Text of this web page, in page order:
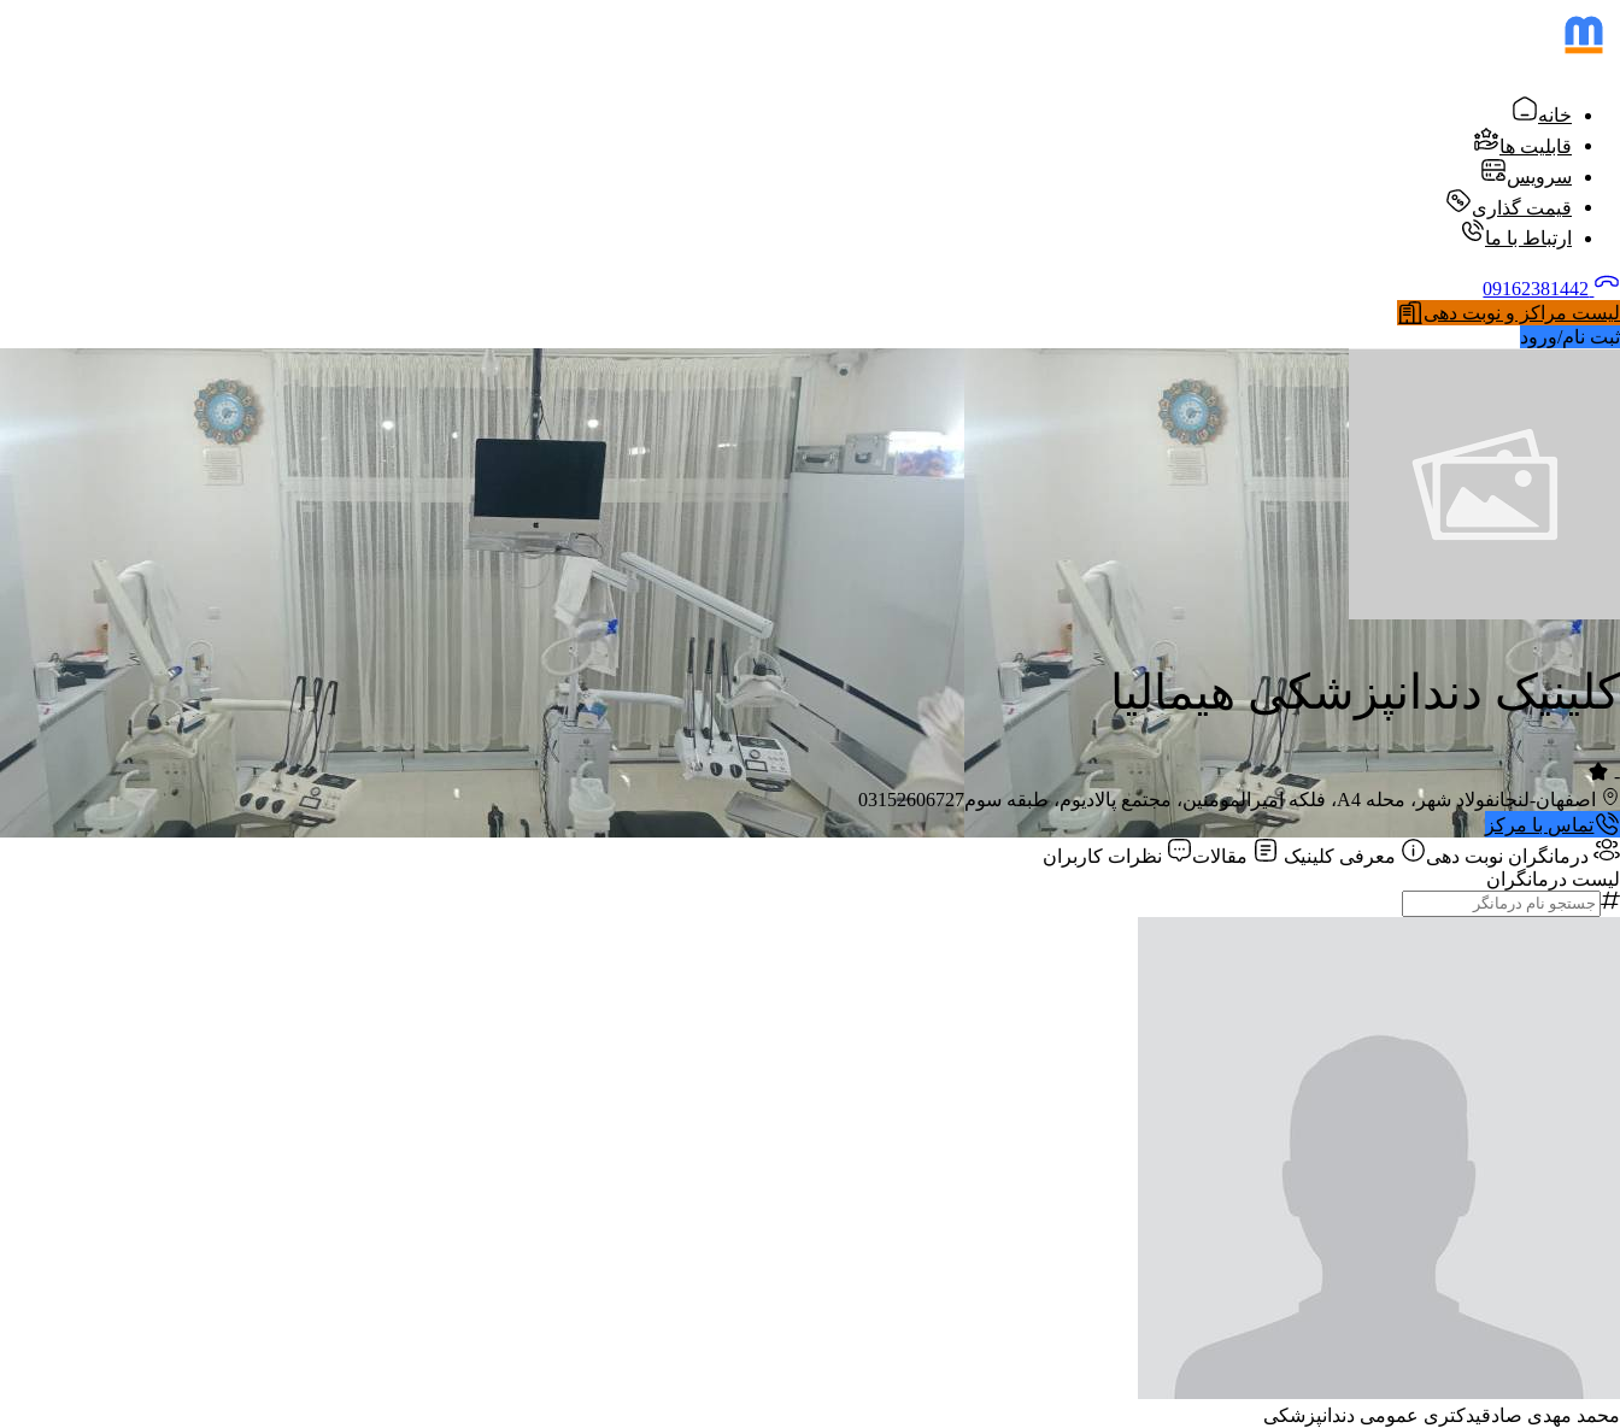
خانه
قابلیت ها
سرویس
قیمت گذاری
ارتباط با ما
لیست مراکز و نوبت دهی
ثبت نام/ورود
کلینیک دندانپزشکی هیمالیا
-
اصفهان-لنجانفولاد شهر، محله A4، فلکه امیرالمومنین، مجتمع پالادیوم، طبقه سوم
03152606727
تماس با مرکز
درمانگران نوبت دهی معرفی کلینیک مقالات
نظرات کاربران
لیست درمانگران
محمد مهدی صادقیدکتری عمومی دندانپزشکی